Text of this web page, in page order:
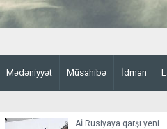
Mədəniyyət Müsahibə İdman
Aİ Rusiyaya qarşı yeni